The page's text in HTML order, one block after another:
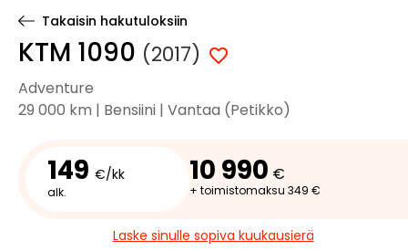
Takaisin hakutuloksiin
KTM 1090 (2017)
Adventure
29 000 km | Bensiini | Vantaa (Petikko)
149 €/kk
alk.
10 990 €
+ toimistomaksu 349 €
Laske sinulle sopiva kuukausierä